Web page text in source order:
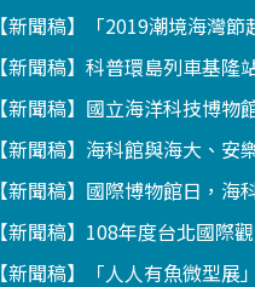
【新聞稿】「2019潮境海灣
【新聞稿】科普環島列車基
【新聞稿】國立海洋科技博
【新聞稿】海科館與海大、
【新聞稿】國際博物館日，
【新聞稿】108年度台北國際
【新聞稿】「人人有魚微型